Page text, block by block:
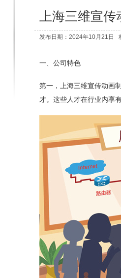
上海三维宣传
发布日期：2024年10月21日
一、公司特色
第一，上海三维宣传动画
才。这些人才在行业内享